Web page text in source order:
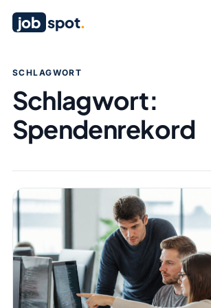
job spot.
SCHLAGWORT
Schlagwort:
Spendenrekord